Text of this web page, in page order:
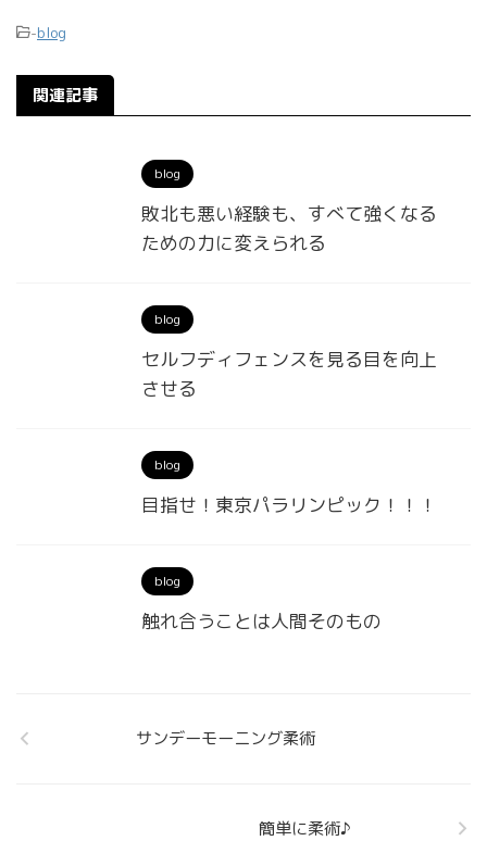
-blog
関連記事
blog
敗北も悪い経験も、すべて強くなる
ための力に変えられる
blog
セルフディフェンスを見る目を向上
させる
blog
目指せ！東京パラリンピック！！！
blog
触れ合うことは人間そのもの
サンデーモーニング柔術
簡単に柔術♪